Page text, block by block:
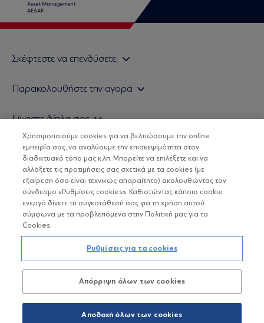
Σκέφτεστε να επενδύσετε;
Τιμολογιακή Πολιτική
Δείτε τις πολιτικές μας
Βασικές Γνώσεις
Παρακολουθήστε την αγορά
Τα νέα μας
Χρήσιμοι σύνδεσμοι
Είμαστε δίπλα σας
H Eurobank Asset Management ΑΕΔΑΚ
Επενδυτική φιλοσοφία ESG
Πιστοποιημένα στελέχη και συνεργάτες
Αποστολή Βιογραφικών
ΟΙ ΟΣΕΚΑ ΔΕΝ ΕΧΟΥΝ ΕΓΓΥΗΜΕΝΗ ΑΠΟΔΟΣΗ ΚΑΙ ΟΙ
ΠΡΟΗΓΟΥΜΕΝΕΣ ΑΠΟΔΟΣΕΙΣ ΔΕΝ ΔΙΑΣΦΑΛΙΖΟΥΝ ΤΙΣ
ΜΕΛΛΟΝΤΙΚΕΣ
Copyright © Eurobank ΑΕΔΑΚ
Προστασία Προσωπικών Δεδομένων
Όροι χρήσης
Πολιτική cookies
Χρησιμοποιούμε cookies για να βελτιώσουμε την online
εμπειρία σας, να αναλύουμε την επισκεψιμότητα στον
διαδικτυακό τόπο μας κ.λπ. Μπορείτε να επιλέξετε και να
αλλάξετε τις προτιμήσεις σας σχετικά με τα cookies (με
εξαίρεση όσα είναι τεχνικώς απαραίτητα) ακολουθώντας τον
σύνδεσμο «Ρυθμίσεις cookies». Καθιστώντας κάποιο cookie
ενεργό δίνετε τη συγκατάθεσή σας για τη χρήση αυτού
σύμφωνα με τα προβλεπόμενα στην Πολιτική μας για τα
Cookies.
Ρυθμίσεις για τα cookies
Απόρριψη όλων των cookies
Αποδοχή όλων των cookies